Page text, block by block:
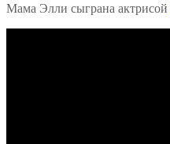
Мама Элли сыграна актрисой